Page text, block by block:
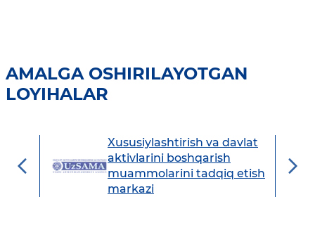
AMALGA OSHIRILAYOTGAN
LOYIHALAR
Xususiylashtirish va davlat
aktivlarini boshqarish
muammolarini tadqiq etish
markazi